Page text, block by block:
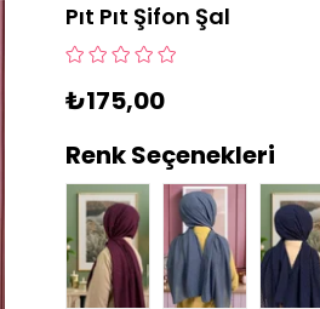
Pıt Pıt Şifon Şal
₺175,00
Renk Seçenekleri